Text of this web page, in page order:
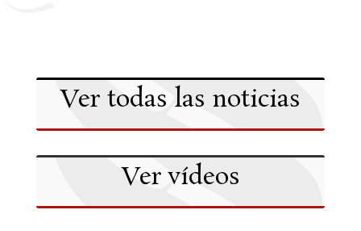
Ver todas las noticias
Ver vídeos